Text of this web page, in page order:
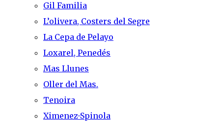
Gil Familia
L’olivera, Costers del Segre
La Cepa de Pelayo
Loxarel, Penedés
Mas Llunes
Oller del Mas.
Tenoira
Ximenez-Spinola